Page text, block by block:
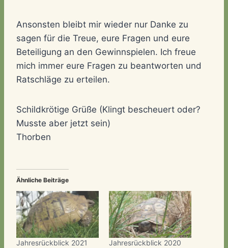
Ansonsten bleibt mir wieder nur Danke zu
sagen für die Treue, eure Fragen und eure
Beteiligung an den Gewinnspielen. Ich freue
mich immer eure Fragen zu beantworten und
Ratschläge zu erteilen.
Schildkrötige Grüße (Klingt bescheuert oder?
Musste aber jetzt sein)
Thorben
Ähnliche Beiträge
Jahresrückblick 2021 Jahresrückblick 2020